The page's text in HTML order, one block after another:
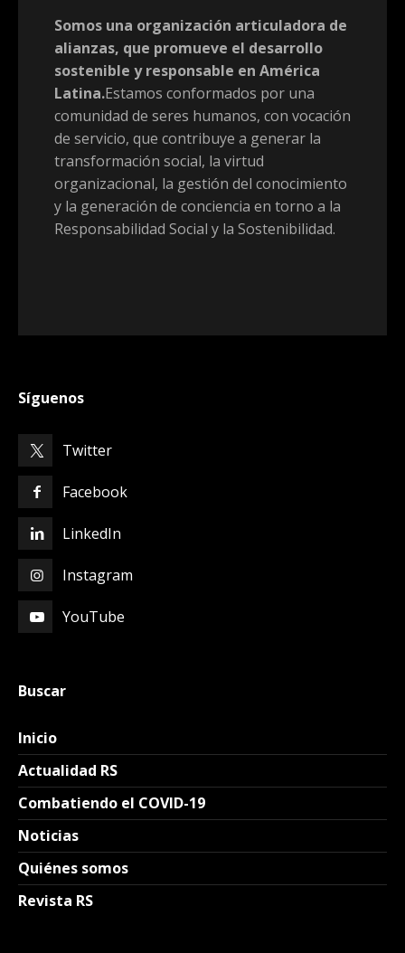
Somos una organización articuladora de
alianzas, que promueve el desarrollo
sostenible y responsable en América
Latina.Estamos conformados por una
comunidad de seres humanos, con vocación
de servicio, que contribuye a generar la
transformación social, la virtud
organizacional, la gestión del conocimiento
y la generación de conciencia en torno a la
Responsabilidad Social y la Sostenibilidad.
Síguenos
Twitter
Facebook
LinkedIn
Instagram
YouTube
Buscar
Inicio
Actualidad RS
Combatiendo el COVID-19
Noticias
Quiénes somos
Revista RS